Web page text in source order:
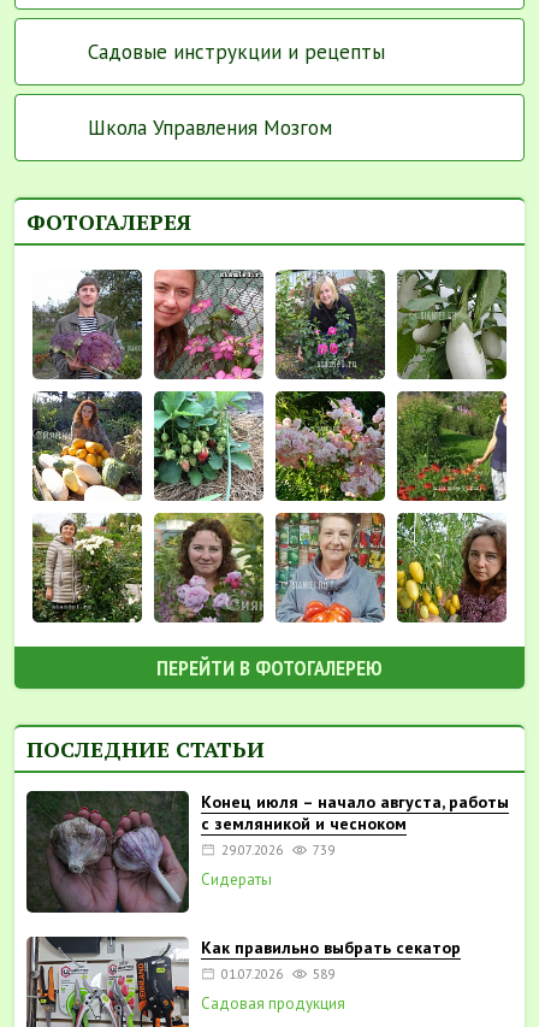
Садовые инструкции и рецепты
Школа Управления Мозгом
ФОТОГАЛЕРЕЯ
ПЕРЕЙТИ В ФОТОГАЛЕРЕЮ
ПОСЛЕДНИЕ СТАТЬИ
Конец июля – начало августа, работы
с земляникой и чесноком
29.07.2026 739
Сидераты
Как правильно выбрать секатор
01.07.2026 589
Садовая продукция